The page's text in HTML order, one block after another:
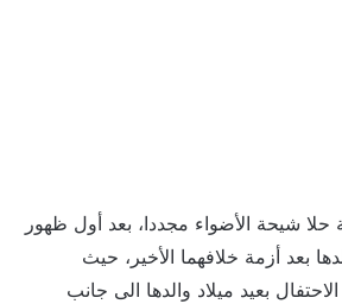
حلا شيحة الأضواء مجددا، بعد أول ظهور
بعد أزمة خلافهما الأخير، حيث
بعيد ميلاد والدها الى جانب